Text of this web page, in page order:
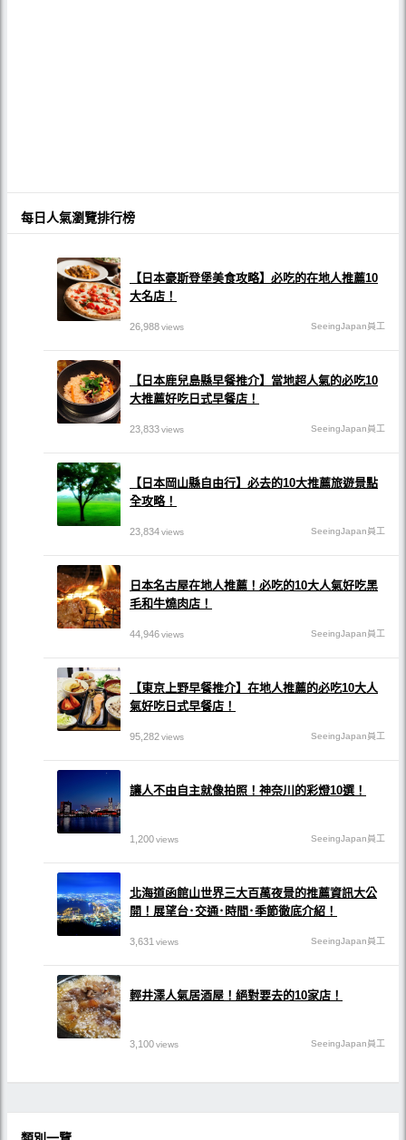
每日人氣瀏覽排行榜
【日本豪斯登堡美食攻略】必吃的在地人推薦10
大名店！
26,988views SeeingJapan員工
【日本鹿兒島縣早餐推介】當地超人氣的必吃10
大推薦好吃日式早餐店！
23,833views SeeingJapan員工
【日本岡山縣自由行】必去的10大推薦旅遊景點
全攻略！
23,834views SeeingJapan員工
日本名古屋在地人推薦！必吃的10大人氣好吃黑
毛和牛燒肉店！
44,946views SeeingJapan員工
【東京上野早餐推介】在地人推薦的必吃10大人
氣好吃日式早餐店！
95,282views SeeingJapan員工
讓人不由自主就像拍照！神奈川的彩燈10選！
1,200views SeeingJapan員工
北海道函館山世界三大百萬夜景的推薦資訊大公
開！展望台･交通･時間･季節徹底介紹！
3,631views SeeingJapan員工
輕井澤人氣居酒屋！絕對要去的10家店！
3,100views SeeingJapan員工